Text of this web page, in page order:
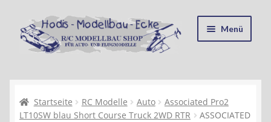
Zur
Navigation
springen
Zum
Inhalt
springen
Menü
KasseStartseite RC Modelle Auto
Associated Pro2
LT10SW blau Short Course Truck 2WD RTR
ASSOCIATED